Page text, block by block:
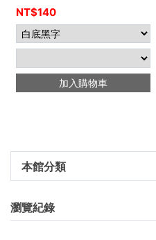
本館分類
瀏覽紀錄
NT$140
加入購物車